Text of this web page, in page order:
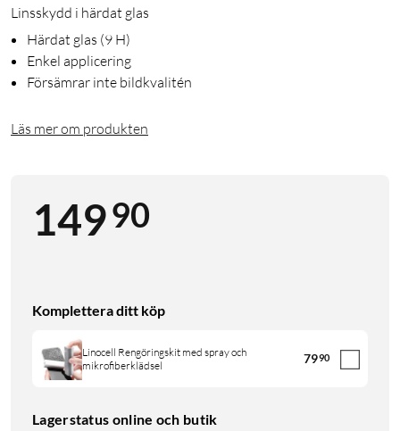
Linsskydd i härdat glas
Härdat glas (9 H)
Enkel applicering
Försämrar inte bildkvalitén
Läs mer om produkten
14990
Komplettera ditt köp
Linocell Rengöringskit med spray och
mikrofiberklädsel
7990
Lagerstatus online och butik